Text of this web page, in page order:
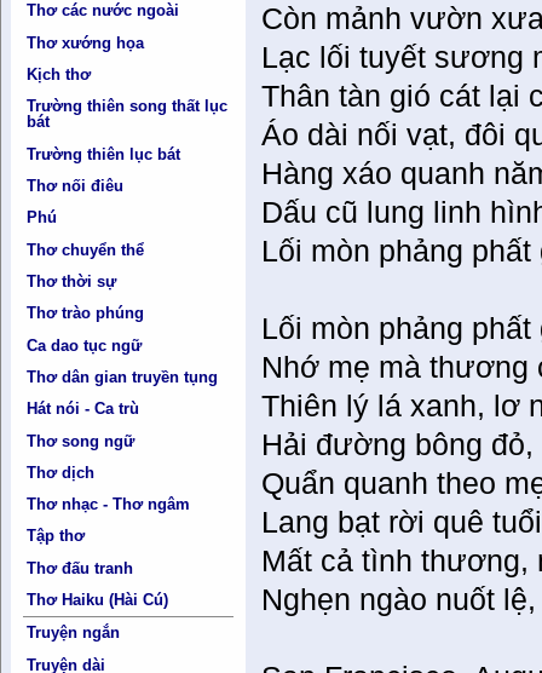
Thơ các nước ngoài
Thơ xướng họa
Kịch thơ
Trường thiên song thất lục
bát
Trường thiên lục bát
Thơ nối điêu
Phú
Thơ chuyển thể
Thơ thời sự
Thơ trào phúng
Ca dao tục ngữ
Thơ dân gian truyền tụng
Hát nói - Ca trù
Thơ song ngữ
Thơ dịch
Thơ nhạc - Thơ ngâm
Tập thơ
Thơ đấu tranh
Thơ Haiku (Hài Cú)
Truyện ngắn
Truyện dài
Còn mảnh vườn
Lạc lối tuyết sương
Thân tàn gió cát lại
Áo dài nối vạt, đôi
Hàng xáo quanh
Dấu cũ lung linh
Lối mòn phảng
Lối mòn phảng
Nhớ mẹ mà thương
Thiên lý lá xanh, lơ
Hải đường bông
Quẩn quanh theo
Lang bạt rời quê
Mất cả tình thương,
Nghẹn ngào nuốt